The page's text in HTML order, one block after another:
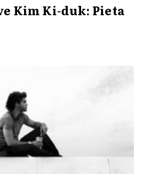
Kim Ki-duk: Pieta